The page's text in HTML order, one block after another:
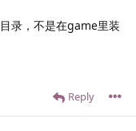
录，不是在game里装
Reply